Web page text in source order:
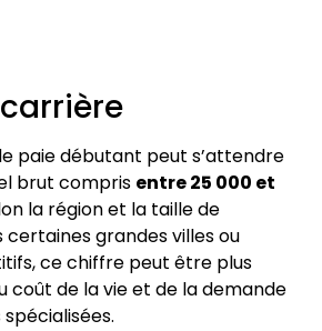
paie débutant peut s’attendre
brut compris entre 25 000 et
la région et la taille de
certaines grandes villes ou
ce chiffre peut être plus
coût de la vie et de la demande